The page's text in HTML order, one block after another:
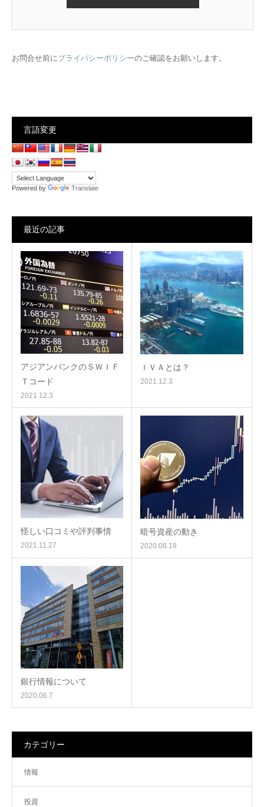
お問合せ前にプライバシーポリシーのご確認をお願いします。
言語変更
Powered by Translate
最近の記事
アジアンバンクのＳＷＩＦ
Ｔコード
2021.12.3
ＩＶＡとは？
2021.12.3
怪しい口コミや評判事情
2021.11.27
暗号資産の動き
2020.08.18
銀行情報について
2020.06.7
カテゴリー
情報
投資